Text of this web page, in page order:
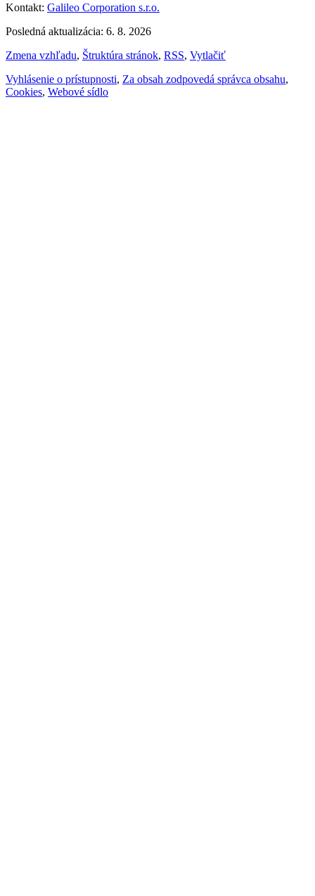
Kontakt: Galileo Corporation s.r.o.
Posledná aktualizácia: 6. 8. 2026
Zmena vzhľadu, Štruktúra stránok, RSS, Vytlačiť
Vyhlásenie o prístupnosti, Za obsah zodpovedá správca obsahu,
Cookies, Webové sídlo